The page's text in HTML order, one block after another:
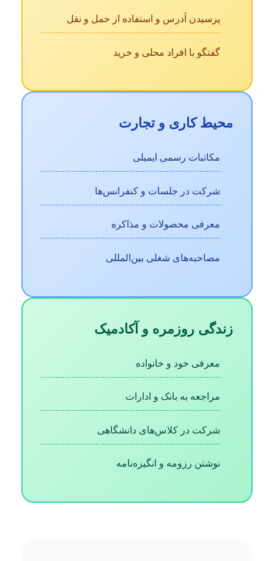
پرسیدن آدرس و استفاده از حمل و نقل
گفتگو با افراد محلی و خرید
محیط کاری و تجارت
مکاتبات رسمی ایمیلی
شرکت در جلسات و کنفرانس‌ها
معرفی محصولات و مذاکره
مصاحبه‌های شغلی بین‌المللی
زندگی روزمره و آکادمیک
معرفی خود و خانواده
مراجعه به بانک و ادارات
شرکت در کلاس‌های دانشگاهی
نوشتن رزومه و انگیزه‌نامه